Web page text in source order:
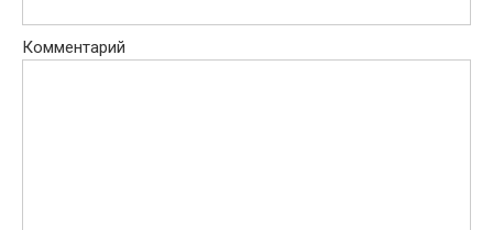
Комментарий